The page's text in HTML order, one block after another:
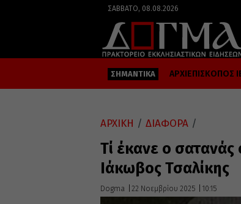
ΣΆΒΒΑΤΟ, 08.08.2026
ΣΗΜΑΝΤΙΚΑ ΑΡΧΙΕΠΙΣΚΟΠΟΣ
ΑΡΧΙΚΗ / ΔΙΑΦΟΡΑ /
Τί έκανε ο σατανάς
Ιάκωβος Τσαλίκης
Dogma 22 Νοεμβρίου 2025 10:15